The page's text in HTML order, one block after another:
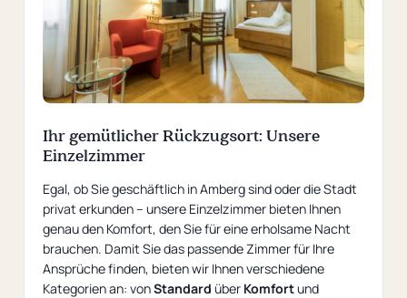
Ihr gemütlicher Rückzugsort: Unsere
Einzelzimmer
Egal, ob Sie geschäftlich in Amberg sind oder die Stadt
privat erkunden – unsere Einzelzimmer bieten Ihnen
genau den Komfort, den Sie für eine erholsame Nacht
brauchen. Damit Sie das passende Zimmer für Ihre
Ansprüche finden, bieten wir Ihnen verschiedene
Kategorien an: vonStandard über Komfortund